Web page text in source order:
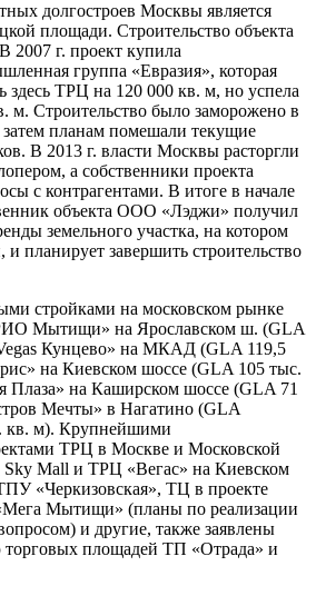
долгостроев Москвы является
площади. Строительство объекта
2007 г. проект купила
группа «Евразия», которая
здесь ТРЦ на 120 000 кв. м, но успела
м. Строительство было заморожено в
затем планам помешали текущие
В 2013 г. власти Москвы расторгли
а собственники проекта
с контрагентами. В итоге в начале
объекта ООО «Лэджи» получил
земельного участка, на котором
планирует завершить строительство
стройками на московском рынке
Мытищи» на Ярославском ш. (GLA
Кунцево» на МКАД (GLA 119,5
на Киевском шоссе (GLA 105 тыс.
на Каширском шоссе (GLA 71
Мечты» в Нагатино (GLA
кв. м). Крупнейшими
ТРЦ в Москве и Московской
Sky Mall и ТРЦ «Вегас» на Киевском
«Черкизовская», ТЦ в проекте
Мытищи» (планы по реализации
и другие, также заявлены
площадей ТП «Отрада» и